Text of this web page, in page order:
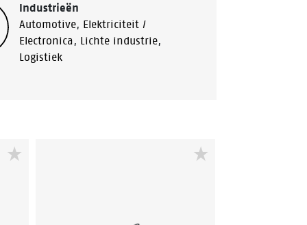
Industrieën
Automotive, Elektriciteit /
Electronica, Lichte industrie,
Logistiek